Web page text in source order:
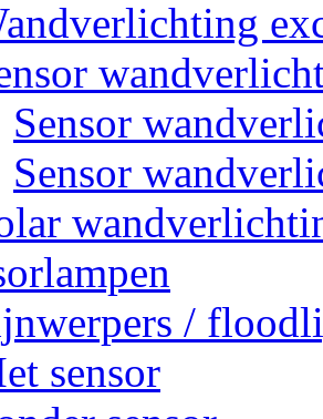
Sensor
Sensor
/
sensor